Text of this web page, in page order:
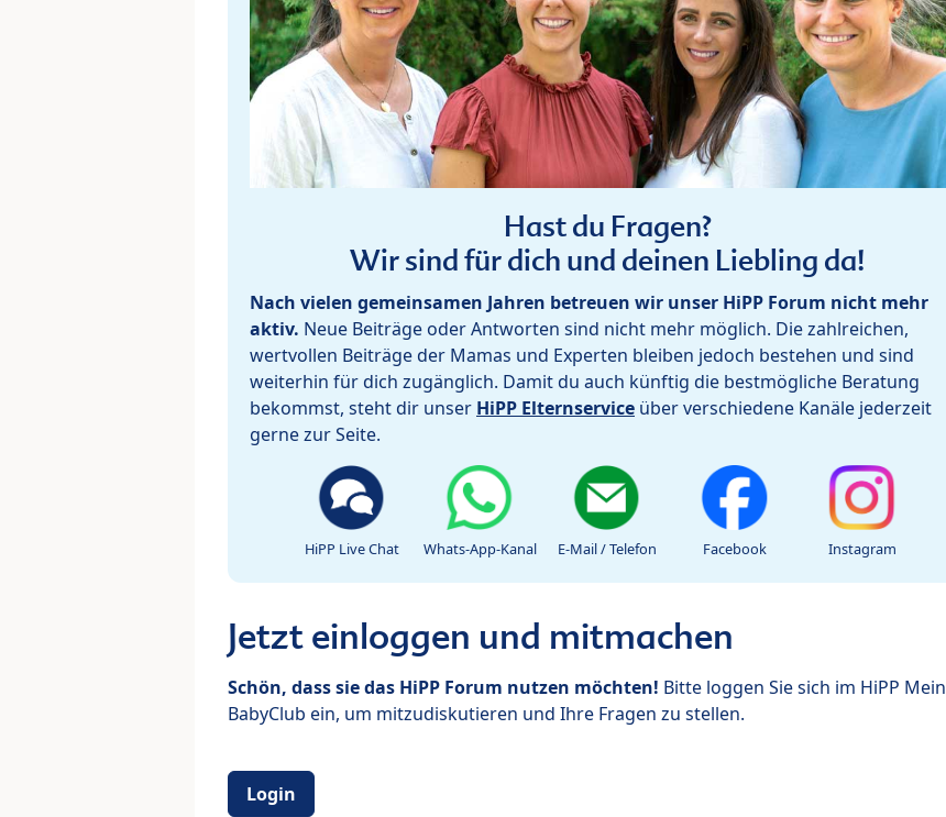
Hast du Fragen?
Wir sind für dich und deinen Liebling da!
Nach vielen gemeinsamen Jahren betreuen wir unser HiPP Forum nicht mehr
aktiv. Neue Beiträge oder Antworten sind nicht mehr möglich. Die zahlreichen,
wertvollen Beiträge der Mamas und Experten bleiben jedoch bestehen und sind
weiterhin für dich zugänglich. Damit du auch künftig die bestmögliche Beratung
bekommst, steht dir unser HiPP Elternservice über verschiedene Kanäle jederzeit
gerne zur Seite.
HiPP Live Chat Whats-App-Kanal E-Mail / Telefon Facebook Instagram
Jetzt einloggen und mitmachen
Schön, dass sie das HiPP Forum nutzen möchten! Bitte loggen Sie sich im HiPP Mein
BabyClub ein, um mitzudiskutieren und Ihre Fragen zu stellen.
Login